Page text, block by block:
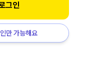
그인
만 가능해요